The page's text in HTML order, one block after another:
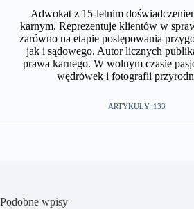
Adwokat z 15-letnim
karnym. Reprezentuje klientów w
zarówno na etapie postępowania
jak i sądowego. Autor licznych
prawa karnego. W wolnym czasie
wędrówek i fotografii
ARTYKUŁY: 133
Podobne wpisy